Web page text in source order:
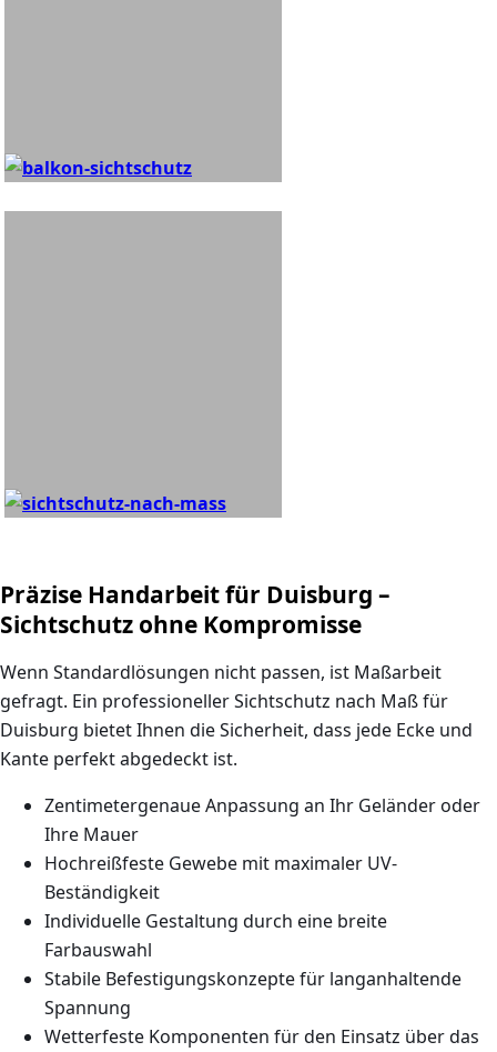
Präzise Handarbeit für Duisburg –
Sichtschutz ohne Kompromisse
Wenn Standardlösungen nicht passen, ist Maßarbeit
gefragt. Ein professionellerSichtschutz nach Maß für
Duisburg bietet Ihnen die Sicherheit, dass jede Ecke und
Kante perfekt abgedeckt ist.
Zentimetergenaue Anpassung an Ihr Geländer oder
Ihre Mauer
Hochreißfeste Gewebe mit maximaler UV-
Beständigkeit
Individuelle Gestaltung durch eine breite
Farbauswahl
Stabile Befestigungskonzepte für langanhaltende
Spannung
Wetterfeste Komponenten für den Einsatz über das